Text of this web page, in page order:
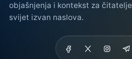
objašnjenja i kontekst za
svijet izvan naslova.